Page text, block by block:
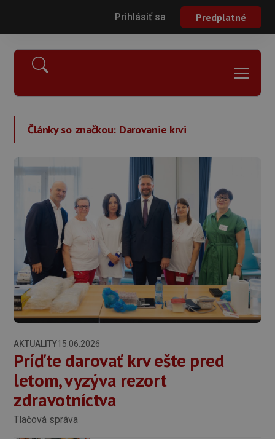
Prihlásiť sa Predplatné
Články so značkou: Darovanie krvi
AKTUALITY15.06.2026
Príďte darovať krv ešte pred
letom, vyzýva rezort
zdravotníctva
Tlačová správa